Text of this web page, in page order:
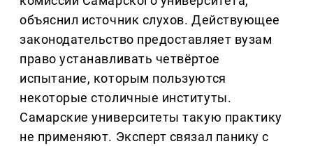
объяснил источник слухов. Действующее
законодательство предоставляет вузам
право устанавливать четвёртое
испытание, которым пользуются
некоторые столичные институты.
Самарские университеты такую практику
не применяют. Эксперт связал панику с